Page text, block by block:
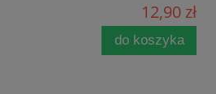
12,90 zł
do koszyka